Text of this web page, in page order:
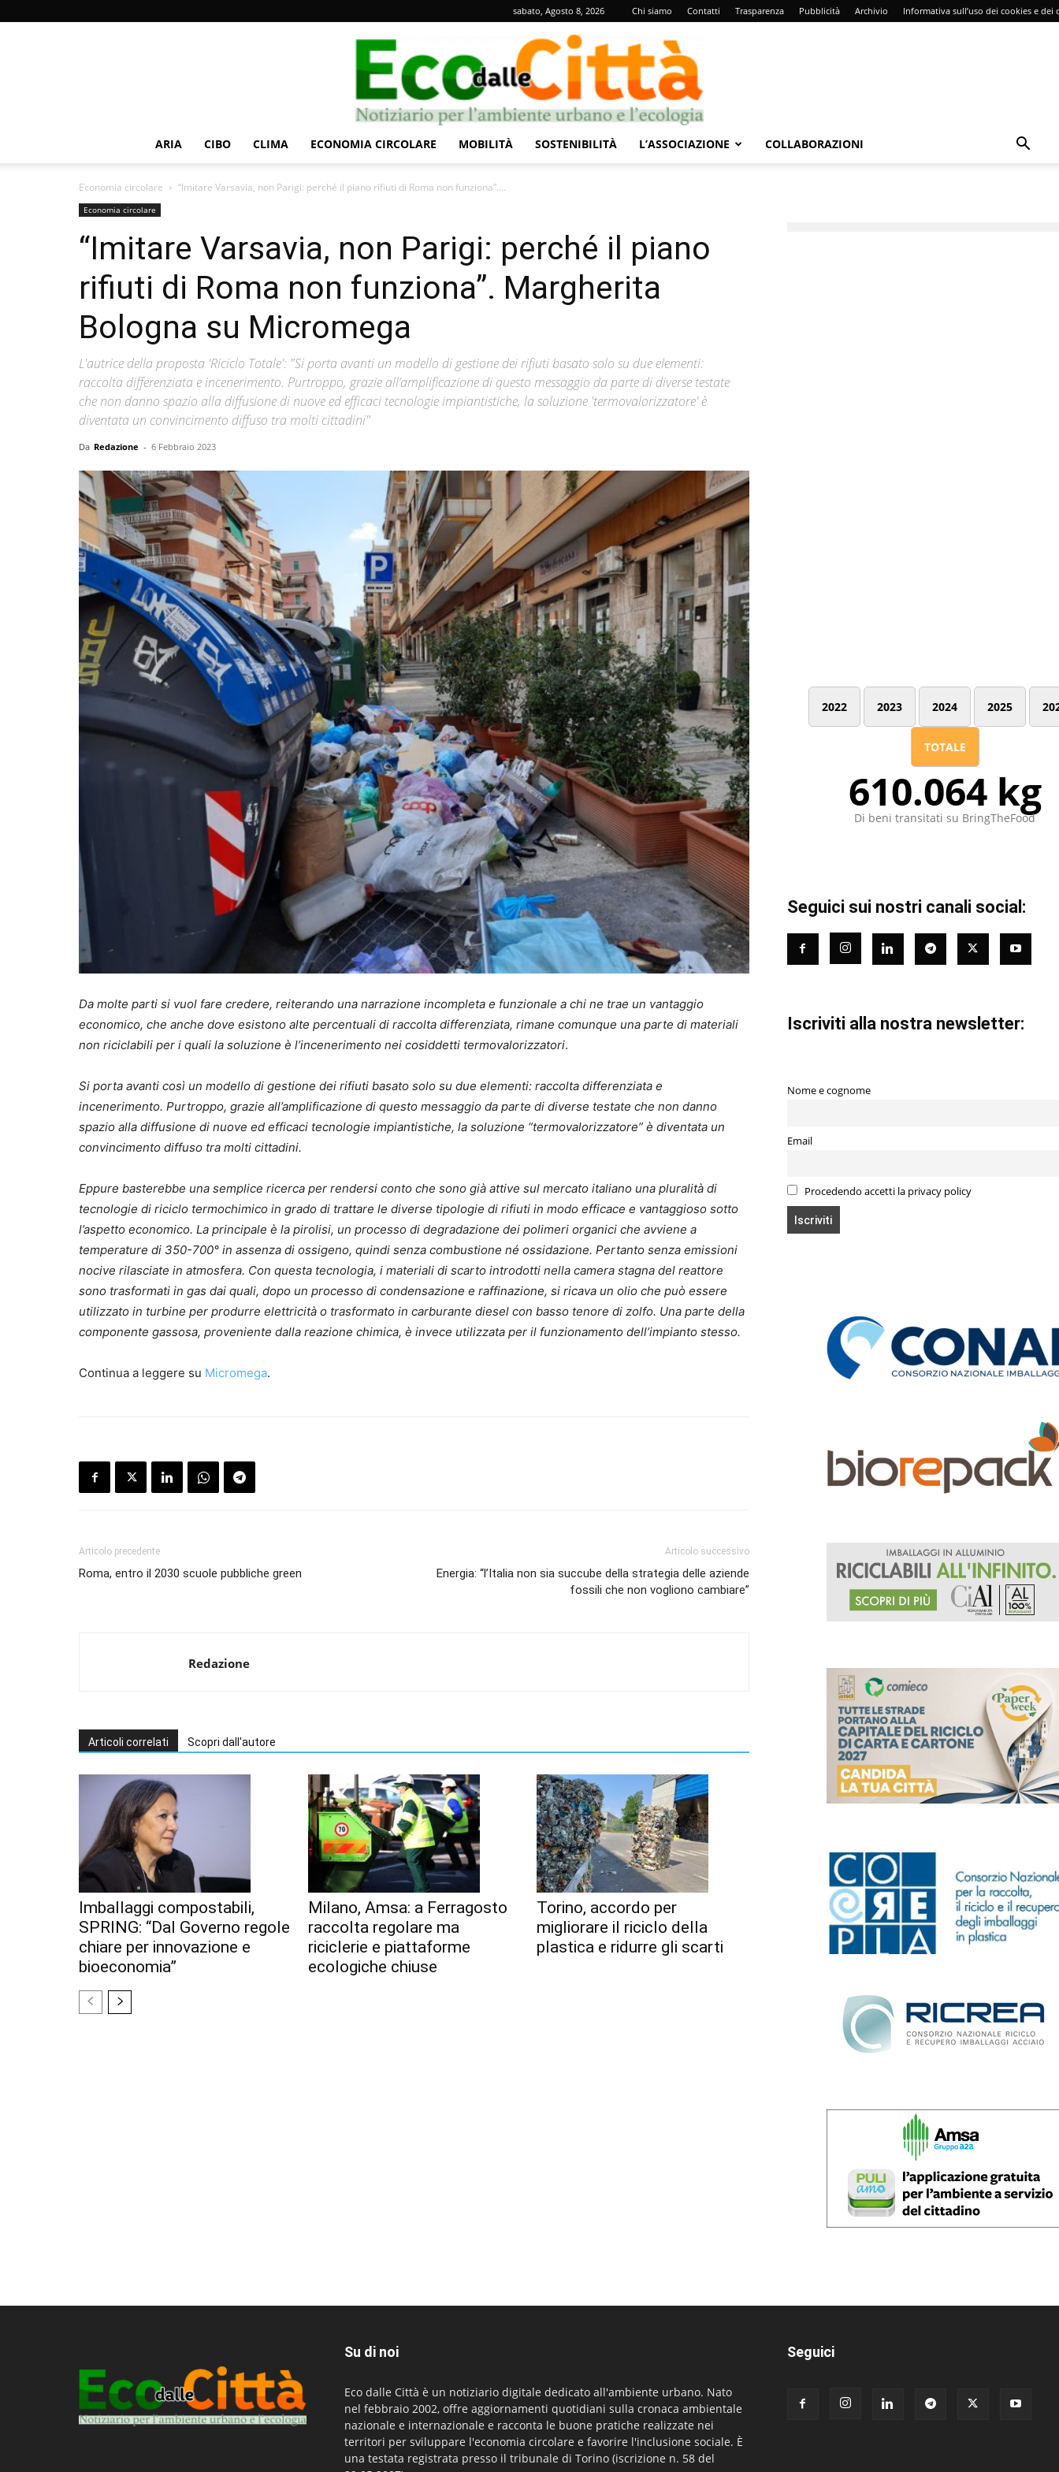
sabato, Agosto 8, 2026 Chi siamo Contatti Trasparenza Pubblicità Archivio Informativa sull’uso dei cookies e dei
Città
ARIA CIBO CLIMA ECONOMIA CIRCOLARE MOBILITÀ SOSTENIBILITÀ L’ASSOCIAZIONE COLLABORAZIONI
Economia circolare “Imitare Varsavia, non Parigi: perché il piano rifiuti di Roma non funziona”....
Economia circolare
“Imitare Varsavia, non Parigi: perché il piano
rifiuti di Roma non funziona”. Margherita
Bologna su Micromega
L'autrice della proposta 'Riciclo Totale': "Si porta avanti un modello di gestione dei rifiuti basato solo su due elementi:
raccolta differenziata e incenerimento. Purtroppo, grazie all’amplificazione di questo messaggio da parte di diverse testate
che non danno spazio alla diffusione di nuove ed efficaci tecnologie impiantistiche, la soluzione 'termovalorizzatore' è
diventata un convincimento diffuso tra molti cittadini"
Da Redazione - 6 Febbraio 2023
Da molte parti si vuol fare credere, reiterando una narrazione incompleta e funzionale a chi ne trae un vantaggio
economico, che anche dove esistono alte percentuali di raccolta differenziata, rimane comunque una parte di materiali
non riciclabili per i quali la soluzione è l’incenerimento nei cosiddetti termovalorizzatori.
Si porta avanti così un modello di gestione dei rifiuti basato solo su due elementi: raccolta differenziata e
incenerimento. Purtroppo, grazie all’amplificazione di questo messaggio da parte di diverse testate che non danno
spazio alla diffusione di nuove ed efficaci tecnologie impiantistiche, la soluzione “termovalorizzatore” è diventata un
convincimento diffuso tra molti cittadini.
Eppure basterebbe una semplice ricerca per rendersi conto che sono già attive sul mercato italiano una pluralità di
tecnologie di riciclo termochimico in grado di trattare le diverse tipologie di rifiuti in modo efficace e vantaggioso sotto
l’aspetto economico. La principale è la pirolisi, un processo di degradazione dei polimeri organici che avviene a
temperature di 350-700° in assenza di ossigeno, quindi senza combustione né ossidazione. Pertanto senza emissioni
nocive rilasciate in atmosfera. Con questa tecnologia, i materiali di scarto introdotti nella camera stagna del reattore
sono trasformati in gas dai quali, dopo un processo di condensazione e raffinazione, si ricava un olio che può essere
utilizzato in turbine per produrre elettricità o trasformato in carburante diesel con basso tenore di zolfo. Una parte della
componente gassosa, proveniente dalla reazione chimica, è invece utilizzata per il funzionamento dell’impianto stesso.
Continua a leggere su Micromega.
Articolo precedente
Roma, entro il 2030 scuole pubbliche green
Articolo successivo
Energia: “l’Italia non sia succube della strategia delle aziende
fossili che non vogliono cambiare”
Redazione
Articoli correlati Scopri dall'autore
Imballaggi compostabili,
SPRING: “Dal Governo regole
chiare per innovazione e
bioeconomia”
Milano, Amsa: a Ferragosto
raccolta regolare ma
riciclerie e piattaforme
ecologiche chiuse
Torino, accordo per
migliorare il riciclo della
plastica e ridurre gli scarti
2022 2023 2024 2025
TOTALE
610.064 kg
Di beni transitati su BringTheFood
Seguici sui nostri canali social:
Iscriviti alla nostra newsletter:
Nome e cognome
Email
Procedendo accetti la privacy policy
Su di noi
Eco dalle Città è un notiziario digitale dedicato all'ambiente urbano. Nato
nel febbraio 2002, offre aggiornamenti quotidiani sulla cronaca ambientale
nazionale e internazionale e racconta le buone pratiche realizzate nei
territori per sviluppare l'economia circolare e favorire l'inclusione sociale. È
una testata registrata presso il tribunale di Torino (iscrizione n. 58 del
Seguici